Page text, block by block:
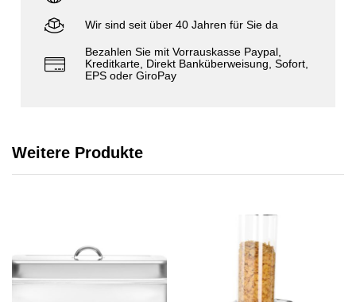
Wir sind seit über 40 Jahren für Sie da
Bezahlen Sie mit Vorrauskasse Paypal,
Kreditkarte, Direkt Banküberweisung, Sofort,
EPS oder GiroPay
Weitere Produkte